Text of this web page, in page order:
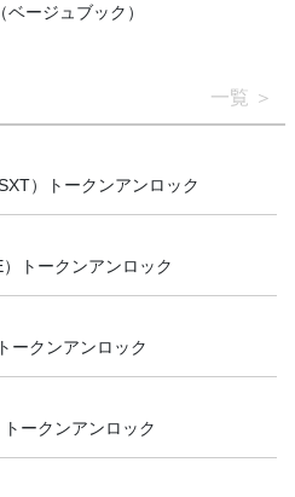
ージュブック）
一覧
）トークンアンロック
トークンアンロック
ークンアンロック
ークンアンロック